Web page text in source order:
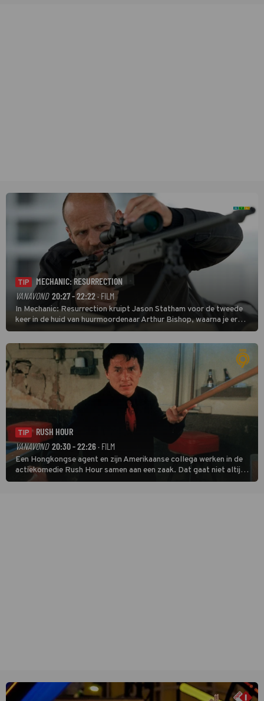
TIP
MECHANIC: RESURRECTION
VANAVOND 20:27 - 22:22· FILM
In Mechanic: Resurrection kruipt Jason Statham voor de tweede
keer in de huid van huurmoordenaar Arthur Bishop, waarna je er
donder op kunt zeggen dat er van Bishops geplande pensioen niet
veel terechtkomt.
TIP
RUSH HOUR
VANAVOND 20:30 - 22:26 · FILM
Een Hongkongse agent en zijn Amerikaanse collega werken in de
actiekomedie Rush Hour samen aan een zaak. Dat gaat niet altijd
van een leien dakje.